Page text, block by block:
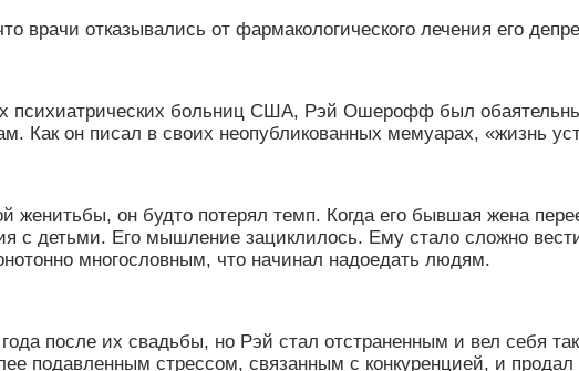
врачи отказывались от фармакологического лечения его
психиатрических больниц США, Рэй Ошерофф был
Как он писал в своих неопубликованных мемуарах, «жизнь
женитьбы, он будто потерял темп. Когда его бывшая жена
с детьми. Его мышление зациклилось. Ему стало сложно
многословным, что начинал надоедать людям.
после их свадьбы, но Рэй стал отстраненным и вел себя
подавленным стрессом, связанным с конкуренцией, и продал